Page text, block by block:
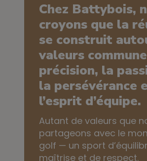
Chez Battybois,
croyons que la
se construit
valeurs
précision, la
la persévérance
l’esprit d’équipe.
Autant de valeurs que
partageons avec le
golf — un sport
maîtrise et de respect.